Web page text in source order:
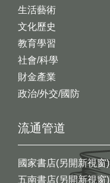
生活藝術
文化歷史
教育學習
社會/科學
財金產業
政治/外交/國防
流通管道
國家書店(另開新視窗)
五南書店(另開新視窗)